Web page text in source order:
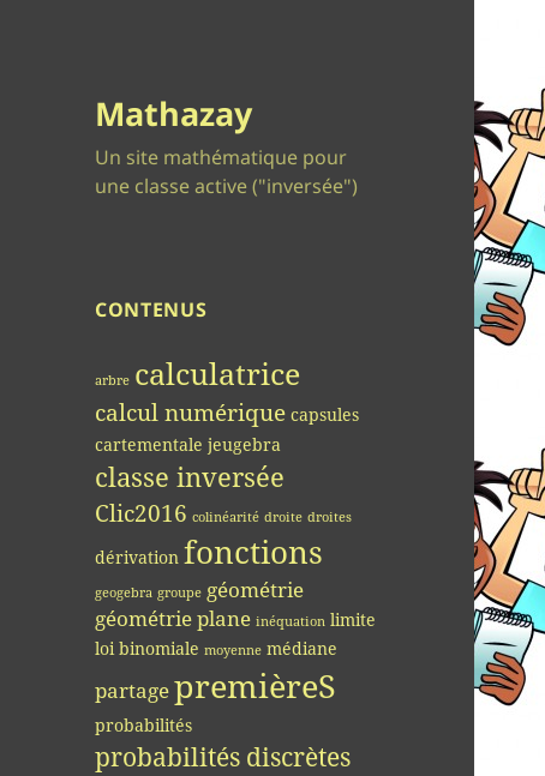
Mathazay
Un site mathématique pour
une classe active ("inversée")
CONTENUS
arbre calculatrice
calcul numérique capsules
cartementale jeugebra
classe inversée
Clic2016 colinéarité droite droites
dérivation fonctions
geogebra groupe géométrie
géométrie plane inéquation limite
loi binomiale moyenne médiane
partagepremièreS
probabilités
probabilités discrètes